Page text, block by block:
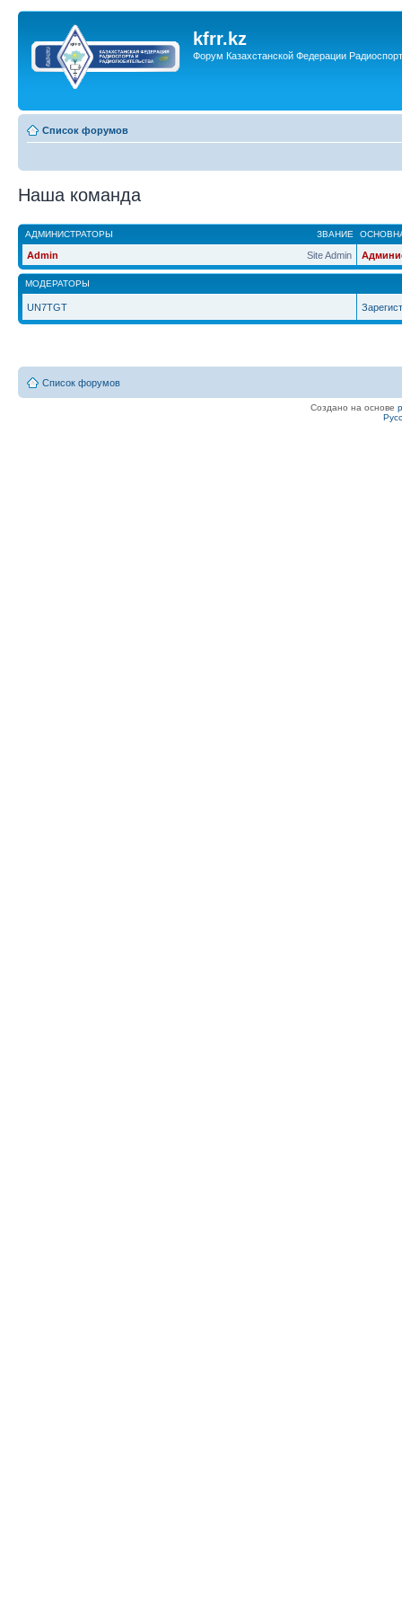
kfrr.kz
Форум Казахстанской Федерации
Список форумов
Наша команда
ЗВАНИЕ
АДМИНИСТРАТОРЫ
Site Admin
Admin
МОДЕРАТОРЫ
UN7TGT
Список форумов
Создано на основе